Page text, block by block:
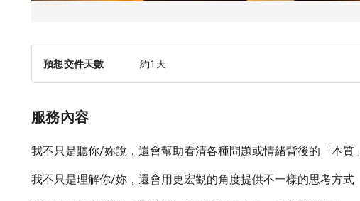
預想交件天數 約1天
服務內容
我不只是聽你/妳說，還會幫助看清各種問題或情緒背後的「本質」
我不只是理解你/妳，還會用更宏觀的角度提供不一樣的思考方式